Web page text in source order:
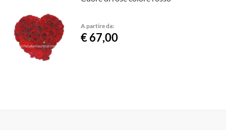
A partire da:
€ 67,00